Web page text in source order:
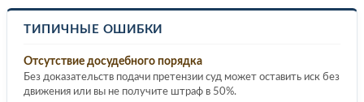
ТИПИЧНЫЕ ОШИБКИ
Отсутствие досудебного порядка
Без доказательств подачи претензии суд может оставить иск без
движения или вы не получите штраф в 50%.